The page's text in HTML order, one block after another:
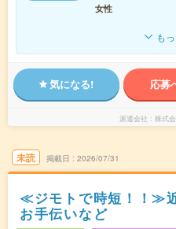
女性
も
気になる! 応募
派遣会社 株式
未読 掲載日 2026/07/31
≪ジモトで時短！！≫
お手伝いなど